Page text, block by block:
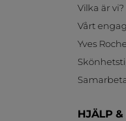
Vilka är vi?
Vårt
Yves
HJÄLP &